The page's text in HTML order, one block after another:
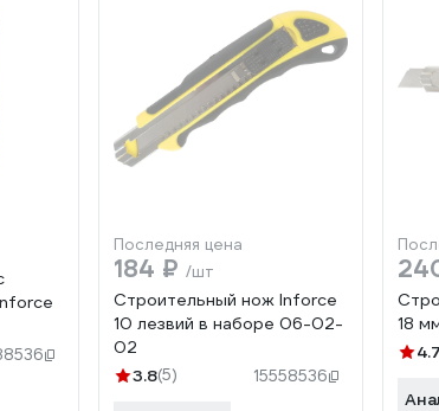
Последняя цена
184 ₽ /шт
Строительный нож Inforce
10 лезвий в наборе 06-02-
02
3.8(5) 15558536
18
4.7